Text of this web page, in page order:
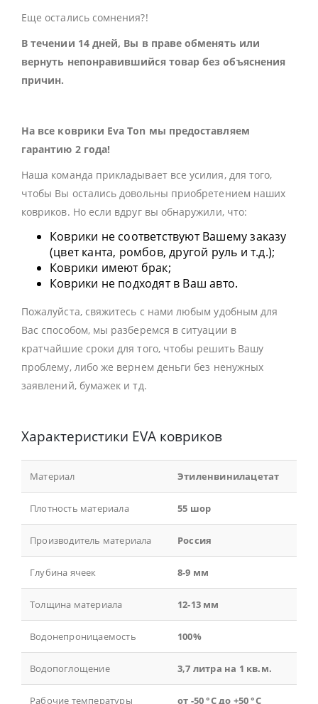
Еще остались сомнения?!
В течении 14 дней, Вы в праве обменять или
вернуть непонравившийся товар без объяснения
причин.
На все коврики Eva Ton мы предоставляем
гарантию 2 года!
Наша команда прикладывает все усилия, для того,
чтобы Вы остались довольны приобретением наших
ковриков. Но если вдруг вы обнаружили, что:
Коврики не соответствуют Вашему заказу
(цвет канта, ромбов, другой руль и т.д.);
Коврики имеют брак;
Коврики не подходят в Ваш авто.
Пожалуйста, свяжитесь с нами любым удобным для
Вас способом, мы разберемся в ситуации в
кратчайшие сроки для того, чтобы решить Вашу
проблему, либо же вернем деньги без ненужных
заявлений, бумажек и тд.
Характеристики EVA ковриков
Материал Этиленвинилацетат
Плотность материала 55 шор
Производитель материала Россия
Глубина ячеек 8-9 мм
Толщина материала 12-13 мм
Водонепроницаемость 100%
Водопоглощение 3,7 литра на 1 кв.м.
Рабочие температуры от -50 °С до +50 °С